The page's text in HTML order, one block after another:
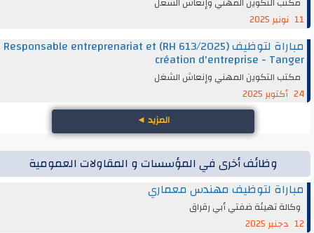
11 نونبر 2025
مباراة لتوظيف (RH 613/2025) Responsable entreprenariat et
création d'entreprise - Tanger
مكتب التكوين المهني وإنعاش الشغل
24 أكتوبر 2025
المزيد◄
وظائف أخرى في المؤسسات و المقاولات العمومية
مباراة لتوظيف مهندس معماري
وكالة تهيئة ضفتي أبي رقراق
12 دجنبر 2025